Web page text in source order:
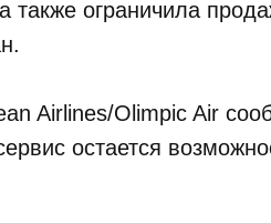
также ограничила
Airlines/Olimpic Air
остается